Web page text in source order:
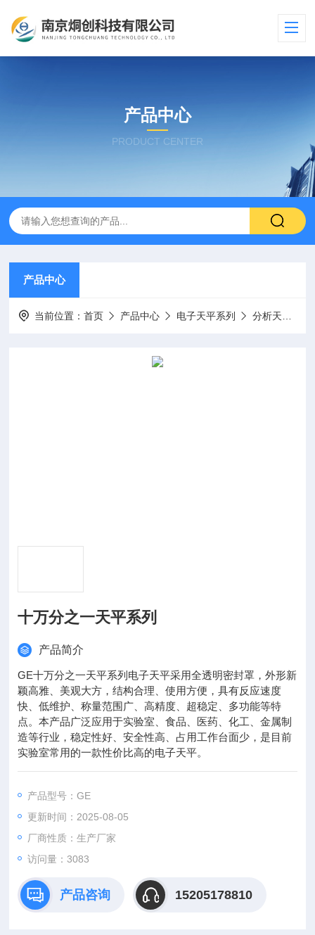
产品中心
PRODUCT CENTER
产品中心
当前位置：首页 产品中心 电子天平系列 分析天平
十万分之一天平系列
产品简介
GE十万分之一天平系列电子天平采用全透明密封罩，外形新
颖高雅、美观大方，结构合理、使用方便，具有反应速度
快、低维护、称量范围广、高精度、超稳定、多功能等特
点。本产品广泛应用于实验室、食品、医药、化工、金属制
造等行业，稳定性好、安全性高、占用工作台面少，是目前
实验室常用的一款性价比高的电子天平。
产品型号：GE
更新时间：2025-08-05
厂商性质：生产厂家
访问量：3083
产品咨询 15205178810